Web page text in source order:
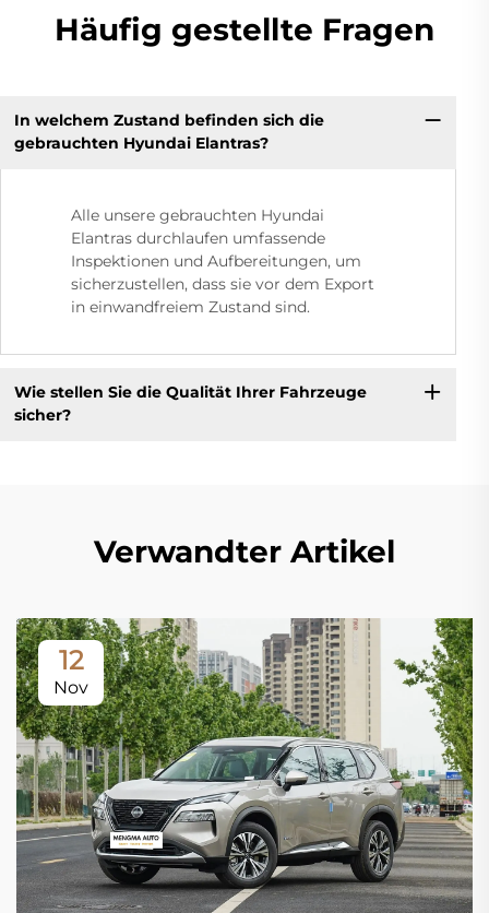
Häufig gestellte Fragen
In welchem Zustand befinden sich die
gebrauchten Hyundai Elantras?
Alle unsere gebrauchten Hyundai
Elantras durchlaufen umfassende
Inspektionen und Aufbereitungen, um
sicherzustellen, dass sie vor dem Export
in einwandfreiem Zustand sind.
Wie stellen Sie die Qualität Ihrer Fahrzeuge
sicher?
Verwandter Artikel
12
Nov